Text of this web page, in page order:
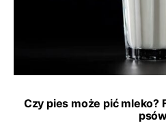
Czy pies może pić mleko?